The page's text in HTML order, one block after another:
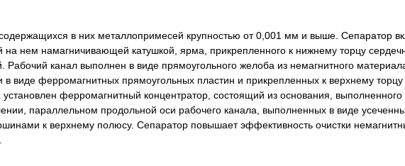
в них металлопримесей крупностью от 0,001 мм и выше. Сепаратор
нем намагничивающей катушкой, ярма, прикрепленного к нижнему торцу
канал выполнен в виде прямоугольного желоба из немагнитного
ферромагнитных прямоугольных пластин и прикрепленных к верхнему торцу
ферромагнитный концентратор, состоящий из основания, выполненного
параллельном продольной оси рабочего канала, выполненных в виде
к верхнему полюсу. Сепаратор повышает эффективность очистки